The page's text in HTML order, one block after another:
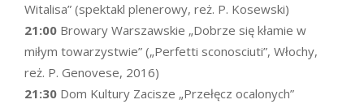
Witalisa” (spektakl plenerowy, reż. P. Kosewski)
21:00 Browary Warszawskie „Dobrze się kłamie w
miłym towarzystwie” („Perfetti sconosciuti”, Włochy,
reż. P. Genovese, 2016)
21:30 Dom Kultury Zacisze „Przełęcz ocalonych”